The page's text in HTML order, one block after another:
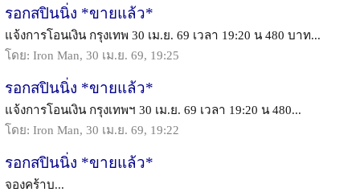
รอกสปินนิ่ง *ขายแล้ว*
แจ้งการโอนเงิน กรุงเทพ 30 เม.ย. 69 เวลา 19:20 น 480 บาท...
โดย: Iron Man, 30 เม.ย. 69, 19:25
รอกสปินนิ่ง *ขายแล้ว*
แจ้งการโอนเงิน กรุงเทพฯ 30 เม.ย. 69 เวลา 19:20 น 480...
โดย: Iron Man, 30 เม.ย. 69, 19:22
รอกสปินนิ่ง *ขายแล้ว*
จองคร้าบ...